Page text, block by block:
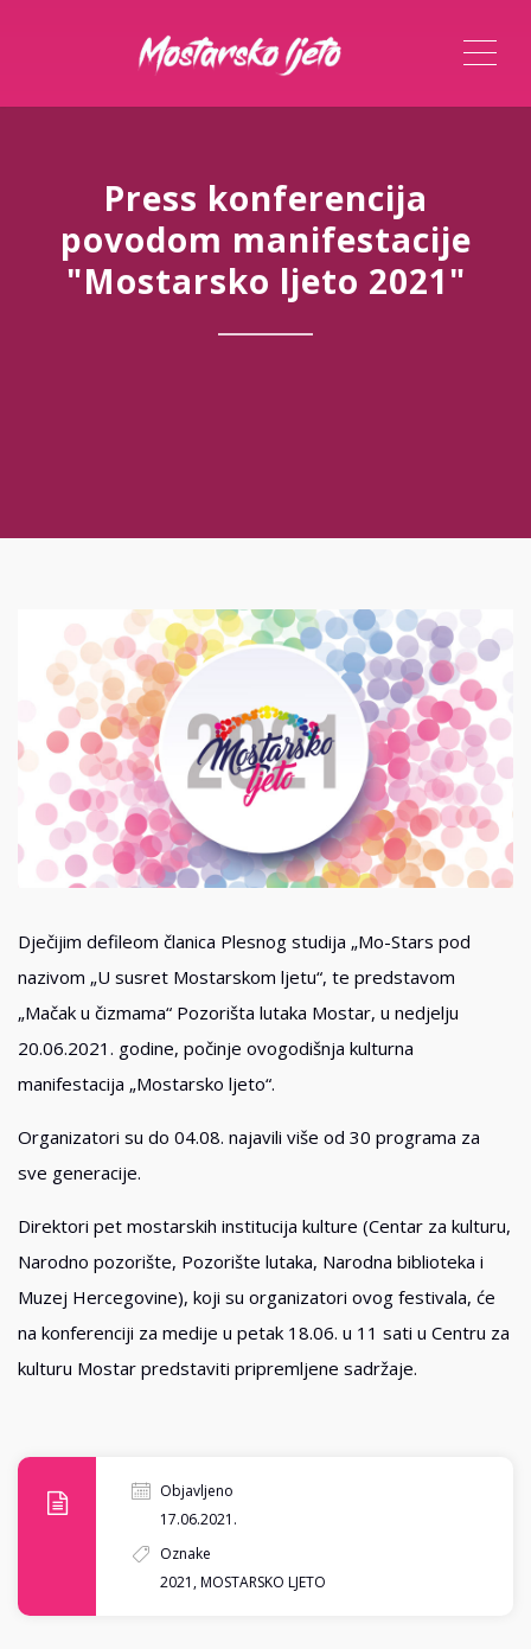
Press konferencija
povodom manifestacije
"Mostarsko ljeto 2021"
Dječijim defileom članica Plesnog studija „Mo-Stars pod
nazivom „U susret Mostarskom ljetu“, te predstavom
„Mačak u čizmama“ Pozorišta lutaka Mostar, u nedjelju
20.06.2021. godine, počinje ovogodišnja kulturna
manifestacija „Mostarsko ljeto“.
Organizatori su do 04.08. najavili više od 30 programa za
sve generacije.
Direktori pet mostarskih institucija kulture (Centar za kulturu,
Narodno pozorište, Pozorište lutaka, Narodna biblioteka i
Muzej Hercegovine), koji su organizatori ovog festivala, će
na konferenciji za medije u petak 18.06. u 11 sati u Centru za
kulturu Mostar predstaviti pripremljene sadržaje.
Objavljeno
17.06.2021.
Oznake
2021 ,MOSTARSKO LJETO